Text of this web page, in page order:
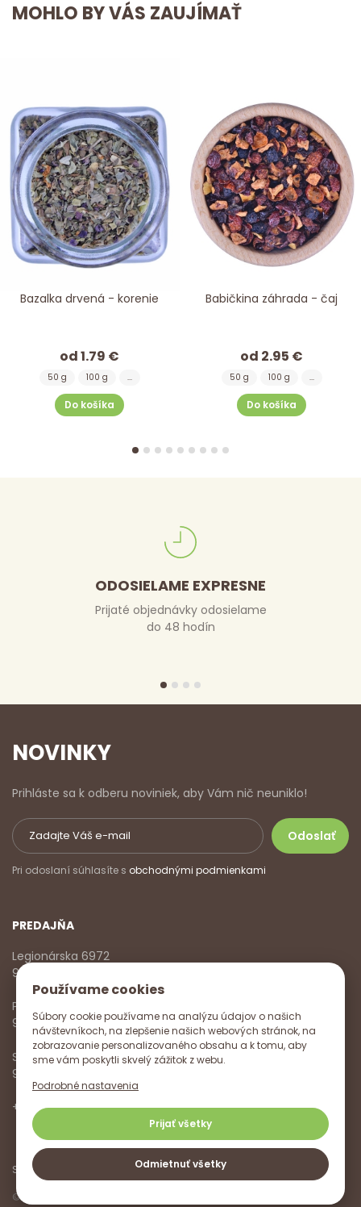
Používame cookies
Súbory cookie používame na analýzu údajov o našich
návštevníkoch, na zlepšenie našich webových stránok, na
zobrazovanie personalizovaného obsahu a k tomu, aby
sme vám poskytli skvelý zážitok z webu.
Podrobné nastavenia
Prijať všetky
Odmietnuť všetky
MOHLO BY VÁS ZAUJÍMAŤ
Bazalka drvená - korenie
od 1.79 €
50 g 100 g ...
Do košíka
Babičkina záhrada - čaj
od 2.95 €
50 g 100 g ...
Do košíka
ODOSIELAME EXPRESNE
Prijaté objednávky odosielame
do 48 hodín
NOVINKY
Prihláste sa k odberu noviniek, aby Vám nič neuniklo!
Pri odoslaní súhlasíte s obchodnými podmienkami
PREDAJŇA
Legionárska 6972
911 01 Trenčín
Pondelok - Piatok
9:00 - 17:00
Sobota
9:00 - 12:00
+421 918 785 620,+421 915 572 350,info@vitanella.sk
© Vitanella 2026
Sledujte nás na